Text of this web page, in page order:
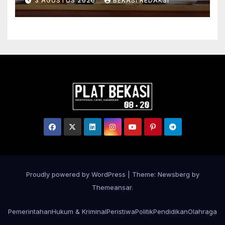
Ulayat untuk Perkuat
Kepastian Hukum bagi
Proudly powered by WordPress Theme: Newsberg by
Themeansar.
PemerintahanHukum & KriminalPeristiwaPolitikPendidikanOlahraga